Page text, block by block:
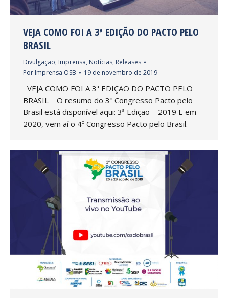
VEJA COMO FOI A 3ª EDIÇÃO DO PACTO PELO
BRASIL
Divulgação, Imprensa, Notícias, Releases
Por Imprensa OSB 19 de novembro de 2019
VEJA COMO FOI A 3ª EDIÇÃO DO PACTO PELO
BRASIL O resumo do 3º Congresso Pacto pelo
Brasil está disponível aqui: 3ª Edição – 2019 E em
2020, vem aí o 4º Congresso Pacto pelo Brasil.